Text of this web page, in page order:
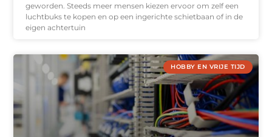
geworden. Steeds meer mensen kiezen ervoor om zelf een
luchtbuks te kopen en op een ingerichte schietbaan of in de
eigen achtertuin
HOBBY EN VRIJE TIJD